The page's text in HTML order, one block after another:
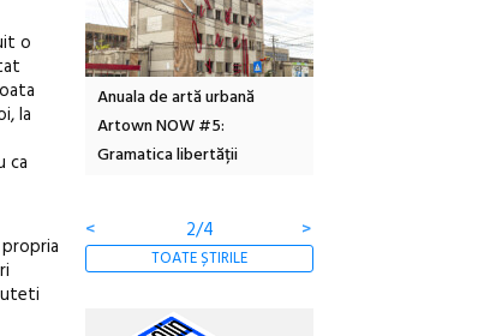
o
la
ca
Anuala de artă urbană
Artown NOW #5:
Gramatica libertății
< 2/4 >
TOATE ȘTIRILE